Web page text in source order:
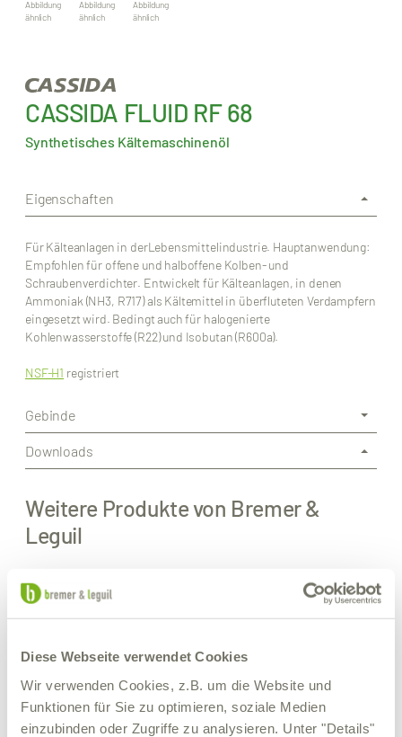
Diese Webseite verwendet Cookies
Wir verwenden Cookies, z.B. um die Website und
Funktionen für Sie zu optimieren, soziale Medien
einzubinden oder Zugriffe zu analysieren. Unter "Details"
Abbildung
ähnlich
Abbildung
ähnlich
Abbildung
ähnlich
CASSIDA FLUID RF 68
Synthetisches Kältemaschinenöl
Eigenschaften
Für Kälteanlagen in derLebensmittelindustrie. Hauptanwendung:
Empfohlen für offene und halboffene Kolben- und
Schraubenverdichter. Entwickelt für Kälteanlagen, in denen
Ammoniak (NH3, R717) als Kältemittel in überfluteten Verdampfern
eingesetzt wird. Bedingt auch für halogenierte
Kohlenwasserstoffe (R22) und Isobutan (R600a).
NSF-H1 registriert
Gebinde
Downloads
Weitere Produkte von Bremer &
Leguil